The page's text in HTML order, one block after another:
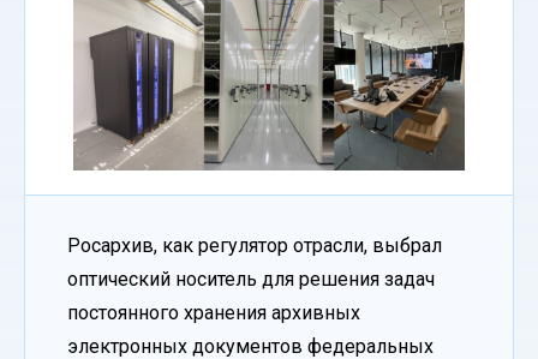
Росархив, как регулятор отрасли, выбрал
оптический носитель для решения задач
постоянного хранения архивных
электронных документов федеральных